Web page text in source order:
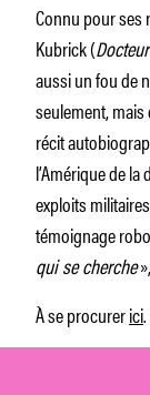
Connu pour ses
Kubrick (
aussi un fou de
seulement,
récit
l’Amérique de
exploits
témoignage
qui se cherche
À se procurerici.